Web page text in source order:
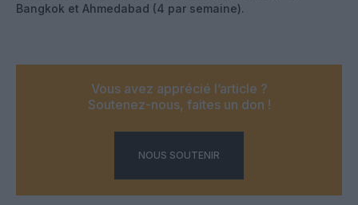
Bangkok et Ahmedabad (4 par semaine).
Vous avez apprécié l’article ?
Soutenez-nous, faites un don !
NOUS SOUTENIR